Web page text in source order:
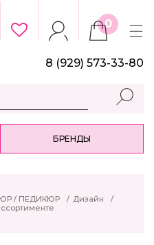
0
8 (929) 573-33-80
БРЕНДЫ
/ ПЕДИКЮР / Дизайн
/